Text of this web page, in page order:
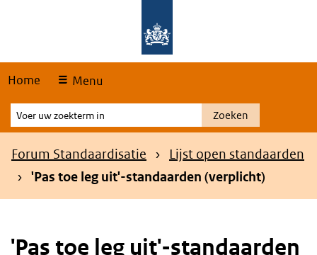
Home Menu
Voer
uw
zoekterm
Zoeken
Kruimelpad
Forum Standaardisatie
Lijst open standaarden
'Pas toe leg uit'-standaarden (verplicht)
'Pas toe leg uit'-standaarden